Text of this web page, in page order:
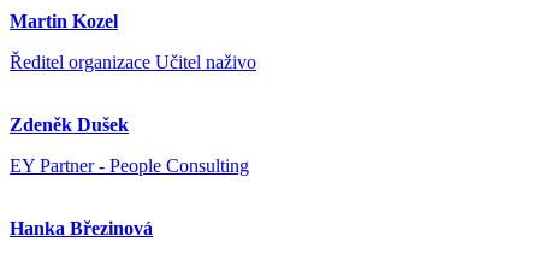
Martin Kozel
Ředitel organizace Učitel naživo
Zdeněk Dušek
EY Partner - People Consulting
Hanka Březinová